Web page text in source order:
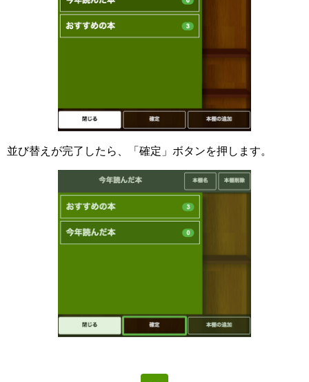
並び替えが完了したら、「確定」ボタンを押します。